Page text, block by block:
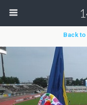
Back to